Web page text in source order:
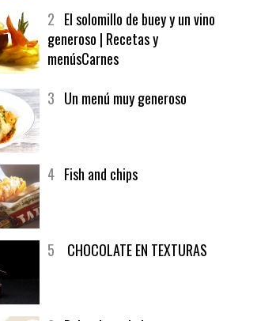
SOFRITO DE TOMATE AL CAFÉ Y
MELOCOTÓN
generoso | Recetas y